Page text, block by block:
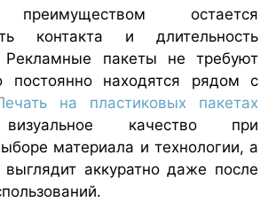
остается
контакта и длительность
Рекламные пакеты не требуют
постоянно находятся рядом с
на пластиковых пакетах
качество при
материала и технологии, а
выглядит аккуратно даже после